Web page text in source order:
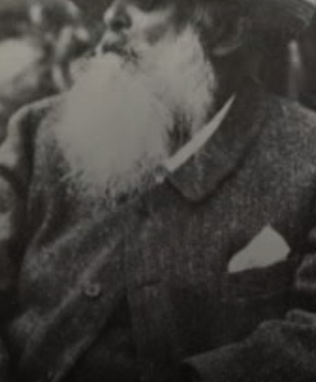
Desde moleque,
Monet adorava
desenhar
caricaturas,
preenchendo
seus livros. O pai
não curtia, queria
ele nos negócios.